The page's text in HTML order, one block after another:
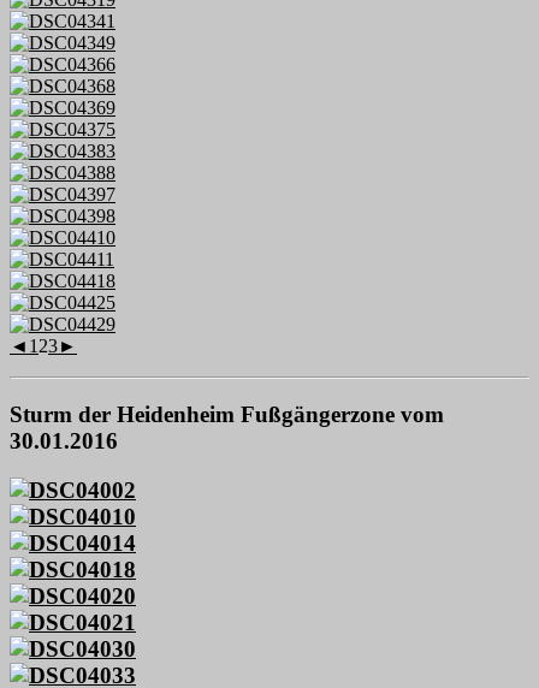
◄ 1 23►
Sturm der Heidenheim Fußgängerzone vom
30.01.2016